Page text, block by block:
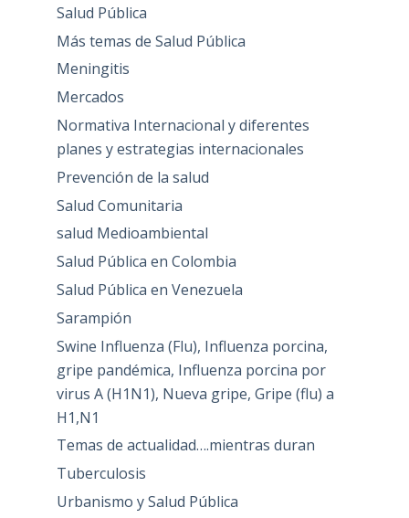
Salud Pública
Más temas de Salud Pública
Meningitis
Mercados
Normativa Internacional y diferentes
planes y estrategias internacionales
Prevención de la salud
Salud Comunitaria
salud Medioambiental
Salud Pública en Colombia
Salud Pública en Venezuela
Sarampión
Swine Influenza (Flu), Influenza porcina,
gripe pandémica, Influenza porcina por
virus A (H1N1), Nueva gripe, Gripe (flu) a
H1,N1
Temas de actualidad….mientras duran
Tuberculosis
Urbanismo y Salud Pública